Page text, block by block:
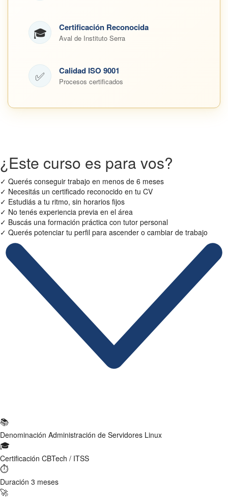
🎓 Certificación Reconocida
Aval de Instituto Serra
✅ Calidad ISO 9001
Procesos certificados
¿Este curso es para vos?
✓ Querés conseguir trabajo en menos de 6 meses
✓ Necesitás un certificado reconocido en tu CV
✓ Estudiás a tu ritmo, sin horarios fijos
✓ No tenés experiencia previa en el área
✓ Buscás una formación práctica con tutor personal
✓ Querés potenciar tu perfil para ascender o cambiar de trabajo
📚
Denominación Administración de Servidores Linux
🎓
Certificación CBTech / ITSS
⏱
Duración 3 meses
🚀